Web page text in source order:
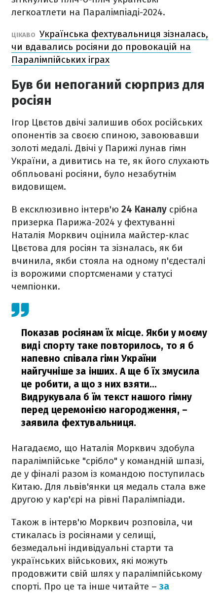
легкоатлети на Паралімпіаді-2024.
ЦІКАВО Українська фехтувальниця зізналась,
чи вдавались росіяни до провокацій на
Паралімпійських іграх
Був би непоганий сюрприз для
росіян
Ігор Цвєтов двічі залишив обох російських
опонентів за своєю спиною, завоювавши
золоті медалі. Двічі у Парижі лунав гімн
України, а дивитись на те, як його слухають
обпльовані росіяни, було незабутнім
видовищем.
В ексклюзивно інтерв'ю 24 Каналу срібна
призерка Парижа-2024 у фехтуванні
Наталія Морквич оцінила майстер-клас
Цвєтова для росіян та зізналась, як би
вчинила, якби стояла на одному п'єдесталі
із ворожими спортсменами у статусі
чемпіонки.
Показав росіянам їх місце. Якби у моєму
виді спорту таке повторилось, то я б
напевно співала гімн України
найгучніше за інших. А ще б їх змусила
це робити, а що з них взяти…
Видрукувала б їм текст нашого гімну
перед церемонією нагородження, –
заявила фехтувальниця.
Нагадаємо, що Наталія Морквич здобула
паралімпійське "срібло" у командній шпазі,
де у фіналі разом із командою поступилась
Китаю. Для львів'янки ця медаль стала вже
другою у кар'єрі на рівні Паралімпіади.
Також в інтерв'ю Морквич розповіла, чи
стикалась із росіянами у селищі,
безмедальні індивідуальні старти та
українських військових, які можуть
продовжити свій шлях у паралімпійському
спорті. Про це та інше читайте –за